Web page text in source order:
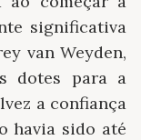
significativa
van Weyden,
dotes para a
a confiança
havia sido até